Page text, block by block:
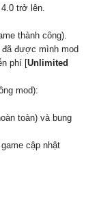
trở lên.
thành công).
đã được mình mod
phí [Unlimited
mod):
toàn) và bung
cập nhật